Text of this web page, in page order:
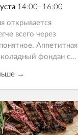
14:00–16:00
открывается
всего через
Аппетитная
фондан с
когда добавки
раза.
де...
→